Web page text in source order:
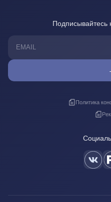
Подписывайтесь
Политика